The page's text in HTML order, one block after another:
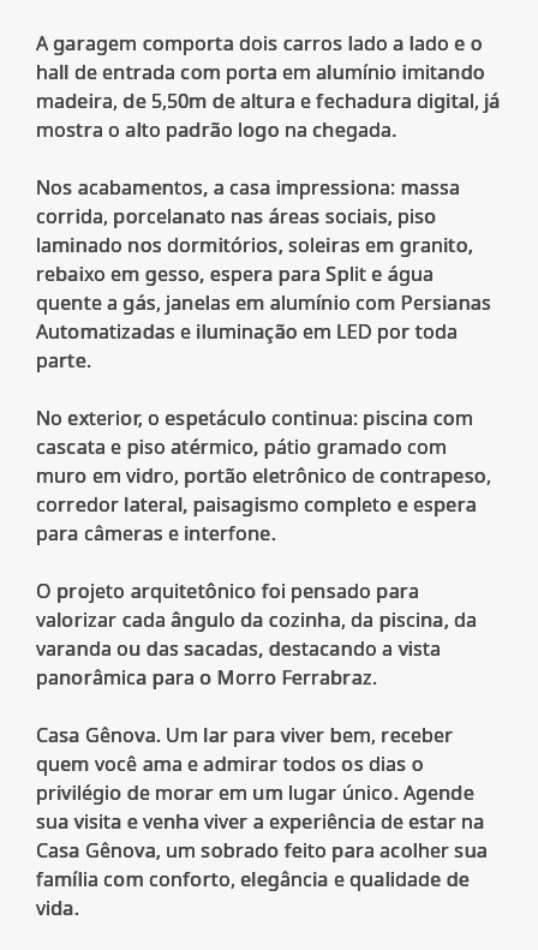
A garagem comporta dois carros lado a lado e o
hall de entrada com porta em alumínio imitando
madeira, de 5,50m de altura e fechadura digital, já
mostra o alto padrão logo na chegada.
Nos acabamentos, a casa impressiona: massa
corrida, porcelanato nas áreas sociais, piso
laminado nos dormitórios, soleiras em granito,
rebaixo em gesso, espera para Split e água
quente a gás, janelas em alumínio com Persianas
Automatizadas e iluminação em LED por toda
parte.
No exterior, o espetáculo continua: piscina com
cascata e piso atérmico, pátio gramado com
muro em vidro, portão eletrônico de contrapeso,
corredor lateral, paisagismo completo e espera
para câmeras e interfone.
O projeto arquitetônico foi pensado para
valorizar cada ângulo da cozinha, da piscina, da
varanda ou das sacadas, destacando a vista
panorâmica para o Morro Ferrabraz.
Casa Gênova. Um lar para viver bem, receber
quem você ama e admirar todos os dias o
privilégio de morar em um lugar único. Agende
sua visita e venha viver a experiência de estar na
Casa Gênova, um sobrado feito para acolher sua
família com conforto, elegância e qualidade de
vida.